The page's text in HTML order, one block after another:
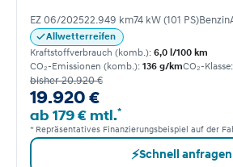
EZ 06/202522.949 km74 kW (101 PS)Benzin
Allwetterreifen
Kraftstoffverbrauch (komb.): 6,0 l/100 km
CO₂-Emissionen (komb.): 136 g/kmCO₂-Klasse:
bisher 20.920 €
19.920 €
ab 179 € mtl.*
* Repräsentatives Finanzierungsbeispiel auf der
⚡Schnell anfragen